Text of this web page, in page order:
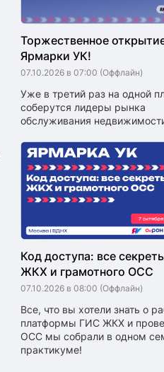
Торжественное
Ярмарки УК!
07.10.2026 в 07:00 (Оффлайн)
Уже в третий раз на одной
соберутся лидеры рынка
обслуживания
Код доступа: все
ЖКХ и грамотного ОСС
07.10.2026 в 08:00 (Оффлайн)
Все, что вы хотели знать о
платформы ГИС ЖКХ и
ОСС мы собрали в одном
практикуме!